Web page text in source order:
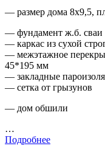
— размер дома 8х9,5,
— фундамент ж.б. сваи
— каркас из сухой
— межэтажное
45*195 мм
— закладные
— сетка от грызунов
— дом обшили
…
Подробнее